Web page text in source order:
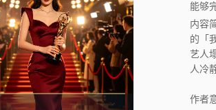
能够
内容
的「
艺人
人冷
口解
作者